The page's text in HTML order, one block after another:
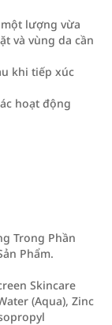
lượng vừa
và vùng da cần
khi tiếp xúc
hoạt động
Trong Phần
Phẩm.
Skincare
(Aqua), Zinc